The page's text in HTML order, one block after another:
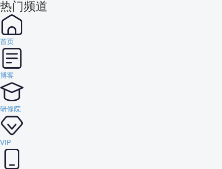
热门频道
首页
博客
研修院
VIP